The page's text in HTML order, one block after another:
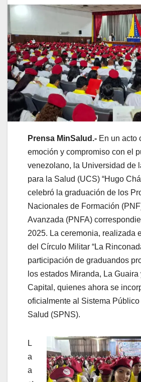
Prensa MinSalud.- En un acto
emoción y compromiso con el
venezolano, la Universidad de
para la Salud (UCS) “Hugo
celebró la graduación de los
Nacionales de Formación
Avanzada (PNFA)
2025. La ceremonia, realizada
del Círculo Militar “La
participación de graduandos
los estados Miranda, La Guaira
Capital, quienes ahora se
oficialmente al Sistema
Salud (SPNS).
L
a
a